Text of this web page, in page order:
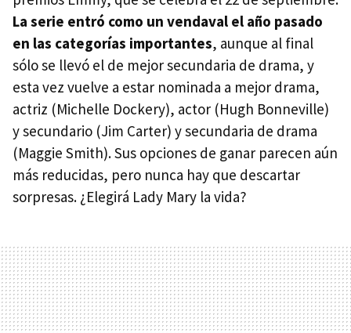
La serie entró como un vendaval el año pasado
en las categorías importantes, aunque al final
sólo se llevó el de mejor secundaria de drama, y
esta vez vuelve a estar nominada a mejor drama,
actriz (Michelle Dockery), actor (Hugh Bonneville)
y secundario (Jim Carter) y secundaria de drama
(Maggie Smith). Sus opciones de ganar parecen aún
más reducidas, pero nunca hay que descartar
sorpresas. ¿Elegirá Lady Mary la vida?